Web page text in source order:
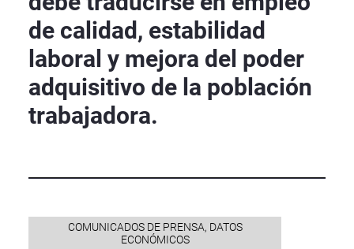
de calidad, estabilidad
laboral y mejora del poder
adquisitivo de la población
trabajadora.
COMUNICADOS DE PRENSA, DATOS
ECONÓMICOS